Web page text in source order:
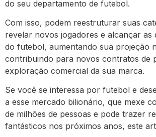
do seu departamento de futebol.
Com isso, podem reestruturar suas
revelar novos jogadores e alcançar as
do futebol, aumentando sua projeção
contribuindo para novos contratos de
exploração comercial da sua marca.
Se você se interessa por futebol e
a esse mercado bilionário, que mexe
de milhões de pessoas e pode trazer
fantásticos nos próximos anos, este